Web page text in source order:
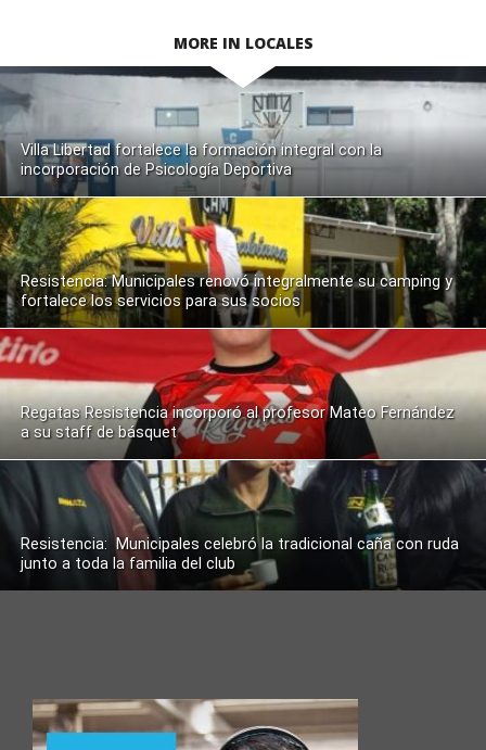
MORE IN LOCALES
Villa Libertad fortalece la formación integral con la
incorporación de Psicología Deportiva
Resistencia: Municipales renovó integralmente su camping y
fortalece los servicios para sus socios
Regatas Resistencia incorporó al profesor Mateo Fernández
a su staff de básquet
Resistencia: Municipales celebró la tradicional caña con ruda
junto a toda la familia del club